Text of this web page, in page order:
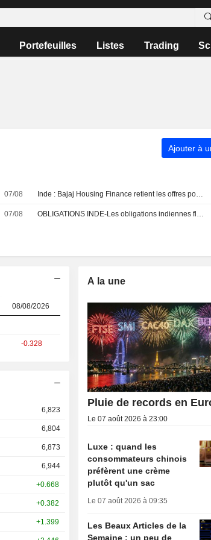
Portefeuilles Listes Trading
Ajouter à
07/08 Inde : Bajaj Housing Finance retient les offres pour sa réouverture d'obligations, selon des banquiers
07/08 OBLIGATIONS INDE-Les obligations indiennes fléchissent sous la poussée du pétrole et une nouvelle émission de dette
08/08/2026
-0.328
6,823
6,804
6,873
6,944
+0.668
+0.382
+1.399
A la une
Pluie de records en
Le 07 août 2026 à 23:00
Luxe : quand les
consommateurs chinois
préfèrent une crème
plutôt qu'un sac
Le 07 août 2026 à 09:35
Les Beaux Articles de la
Semaine : un peu de